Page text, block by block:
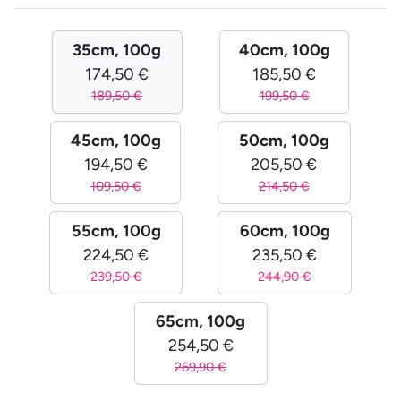
35cm, 100g
174,50 €
189,50 €
40cm, 100g
185,50 €
199,50 €
45cm, 100g
194,50 €
109,50 €
50cm, 100g
205,50 €
214,50 €
55cm, 100g
224,50 €
239,50 €
60cm, 100g
235,50 €
244,90 €
65cm, 100g
254,50 €
269,90 €